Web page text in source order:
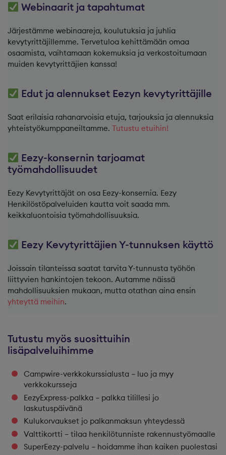
Webinaarit ja tapahtumat
Järjestämme webinaareja, koulutuksia ja juhlia
kevytyrittäjillemme. Tervetuloa kehittämään omaa
osaamista, vaihtamaan kokemuksia ja verkostoitumaan
muiden kevytyrittäjien kanssa!
Edut ja alennukset Eezyn kevytyrittäjille
Saat erilaisia rahanarvoisia etuja, tarjouksia ja alennuksia
yhteistyökumppaneiltamme. Tutustu etuihin!
Eezy-konsernin tarjoamat
työmahdollisuudet
Eezy Kevytyrittäjät on osa Eezy-konsernia. Eezy
Henkilöstöpalveluiden kautta voit saada mm.
keikkaluontoisia työmahdollisuuksia.
Eezy Kevytyrittäjien Y-tunnuksen käyttö
Joissain tilanteissa saatat tarvita Y-tunnusta työhön
liittyvien hankintojen tekoon. Autamme näissä
mahdollisuuksien mukaan, mutta otathan aina ensin
yhteyttä meihin.
Tutustu myös suosittuihin
lisäpalveluihimme
Campwire-verkkokurssialusta – luo ja myy
verkkokursseja
EezyExpress-palkka – palkka tilillesi jo
laskutuspäivänä
Kulukorvaukset jo palkanmaksun yhteydessä
Valttikortti – tilaa henkilötunniste rakennustyömaalle
SuperEezy-palvelu – hoidamme ihan kaiken puolestasi